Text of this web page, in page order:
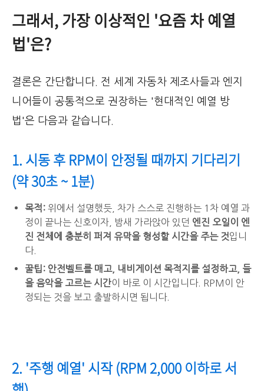
그래서, 가장 이상적인 '요즘 차 예열
법'은?
결론은 간단합니다. 전 세계 자동차 제조사들과 엔지
니어들이 공통적으로 권장하는 '현대적인 예열 방
법'은 다음과 같습니다.
1. 시동 후 RPM이 안정될 때까지 기다리기
(약 30초 ~ 1분)
목적: 위에서 설명했듯, 차가 스스로 진행하는 1차 예열 과
정이 끝나는 신호이자, 밤새 가라앉아 있던 엔진 오일이 엔
진 전체에 충분히 퍼져 유막을 형성할 시간을 주는 것입니
다.
꿀팁: 안전벨트를 매고, 내비게이션 목적지를 설정하고, 들
을 음악을 고르는 시간이 바로 이 시간입니다. RPM이 안
정되는 것을 보고 출발하시면 됩니다.
2. '주행 예열' 시작 (RPM 2,000 이하로 서